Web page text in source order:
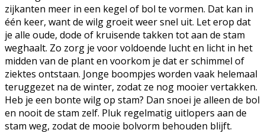
zijkanten meer in een kegel of bol te vormen. Dat kan in
één keer, want de wilg groeit weer snel uit. Let erop dat
je alle oude, dode of kruisende takken tot aan de stam
weghaalt. Zo zorg je voor voldoende lucht en licht in het
midden van de plant en voorkom je dat er schimmel of
ziektes ontstaan. Jonge boompjes worden vaak helemaal
teruggezet na de winter, zodat ze nog mooier vertakken.
Heb je een bonte wilg op stam? Dan snoei je alleen de bol
en nooit de stam zelf. Pluk regelmatig uitlopers aan de
stam weg, zodat de mooie bolvorm behouden blijft.